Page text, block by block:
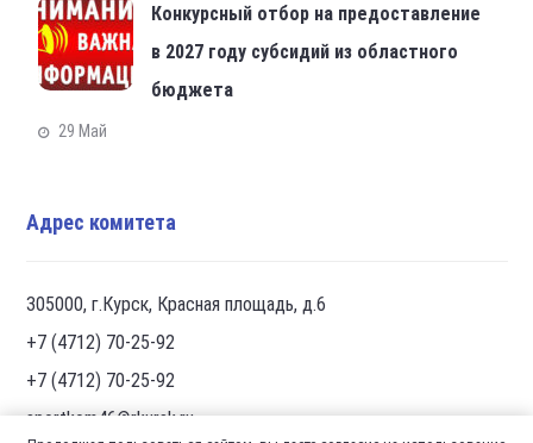
Конкурсный отбор на предоставление
в 2027 году субсидий из областного
бюджета
29 Май
Адрес комитета
305000, г.Курск, Красная площадь, д.6
+7 (4712) 70-25-92
+7 (4712) 70-25-92
sportkom46@rkursk.ru